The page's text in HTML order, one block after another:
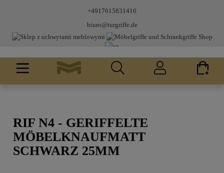
+4917615831416
biuro@turgriffe.de
RIF N4 - GERIFFELTE
MÖBELKNAUFMATT
SCHWARZ 25MM